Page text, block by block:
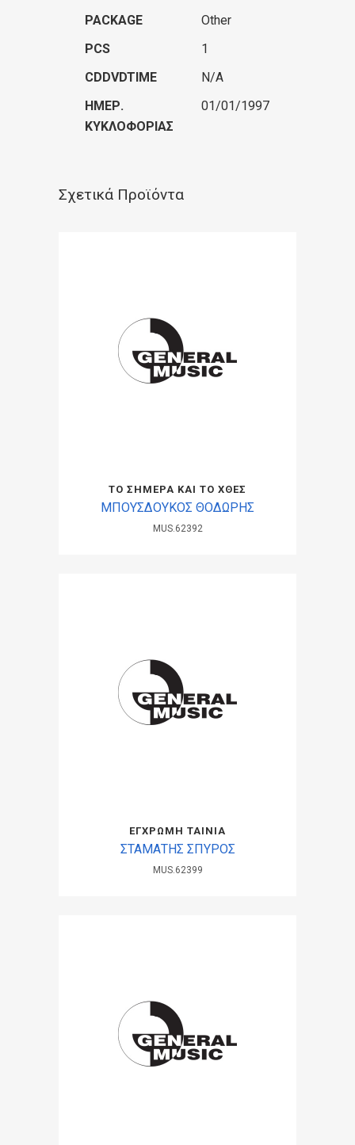
PACKAGE
Other
PCS
1
CDDVDTIME
N/A
ΗΜΕΡ.
ΚΥΚΛΟΦΟΡΊΑΣ
01/01/1997
Σχετικά Προϊόντα
ΤΟ ΣΗΜΕΡΑ ΚΑΙ ΤΟ ΧΘΕΣ
ΜΠΟΥΣΔΟΥΚΟΣ ΘΟΔΩΡΗΣ
MUS.62392
ΕΓΧΡΩΜΗ ΤΑΙΝΙΑ
ΣΤΑΜΑΤΗΣ ΣΠΥΡΟΣ
MUS.62399